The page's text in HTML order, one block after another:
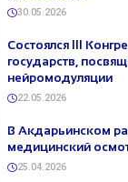
30.05.2026
Состоялся III
государств,
нейромодуляции
22.05.2026
В Акдарьинском
медицинский
25.04.2026